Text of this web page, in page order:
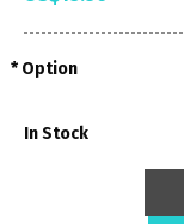
Option
In Stock